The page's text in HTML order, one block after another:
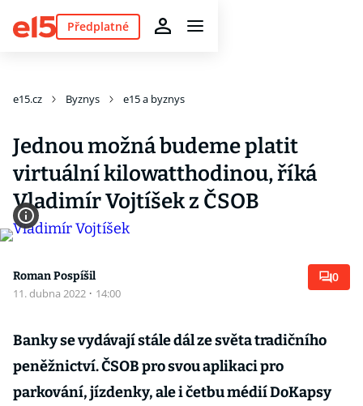
Předplatné
e15.cz Byznys e15 a byznys
Jednou možná budeme platit
virtuální kilowatthodinou, říká
Vladimír Vojtíšek z ČSOB
Roman Pospíšil
11. dubna 2022 · 14:00
0
Banky se vydávají stále dál ze světa tradičního
peněžnictví. ČSOB pro svou aplikaci pro
parkování, jízdenky, ale i četbu médií DoKapsy